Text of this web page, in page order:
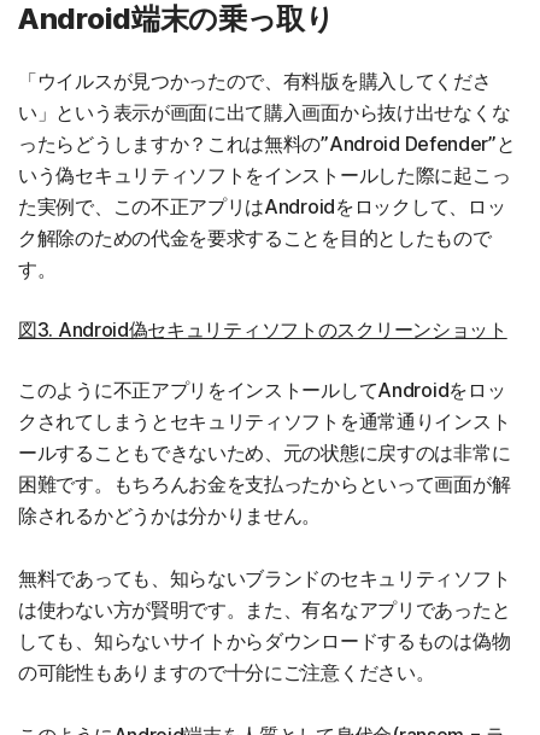
Android端末の乗っ取り
「ウイルスが見つかったので、有料版を購入してくださ
い」という表示が画面に出て購入画面から抜け出せなくな
ったらどうしますか？これは無料の”Android Defender”と
いう偽セキュリティソフトをインストールした際に起こっ
た実例で、この不正アプリはAndroidをロックして、ロッ
ク解除のための代金を要求することを目的としたもので
す。
図3. Android偽セキュリティソフトのスクリーンショット
このように不正アプリをインストールしてAndroidをロッ
クされてしまうとセキュリティソフトを通常通りインスト
ールすることもできないため、元の状態に戻すのは非常に
困難です。もちろんお金を支払ったからといって画面が解
除されるかどうかは分かりません。
無料であっても、知らないブランドのセキュリティソフト
は使わない方が賢明です。また、有名なアプリであったと
しても、知らないサイトからダウンロードするものは偽物
の可能性もありますので十分にご注意ください。